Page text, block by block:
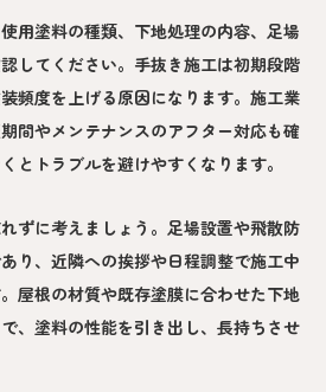
用塗料の種類、下地処理の内容、足場
してください。手抜き施工は初期段階
頻度を上げる原因になります。施工業
間やメンテナンスのアフター対応も確
とトラブルを避けやすくなります。
ずに考えましょう。足場設置や飛散防
り、近隣への挨拶や日程調整で施工中
屋根の材質や既存塗膜に合わせた下地
、塗料の性能を引き出し、長持ちさせ